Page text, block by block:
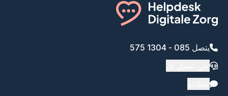
يتصل 085 - 1304 575